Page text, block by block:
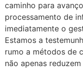
caminho para
processamento de
imediatamente o
Estamos a
rumo a métodos de
não apenas